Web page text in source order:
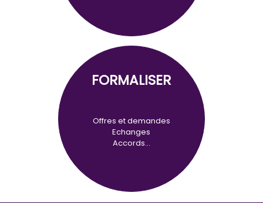
FORMALISER
Offres et demandes
Echanges
Accords…